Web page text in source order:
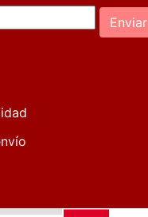
Enviar